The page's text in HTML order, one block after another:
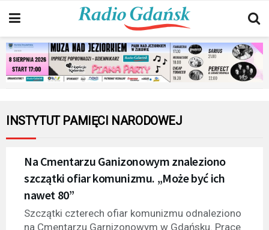
INSTYTUT PAMIĘCI NARODOWEJ
Na Cmentarzu Ganizonowym znaleziono
szczątki ofiar komunizmu. „Może być ich
nawet 80”
Szczątki czterech ofiar komunizmu odnaleziono
na Cmentarzu Garnizonowym w Gdańsku. Prace